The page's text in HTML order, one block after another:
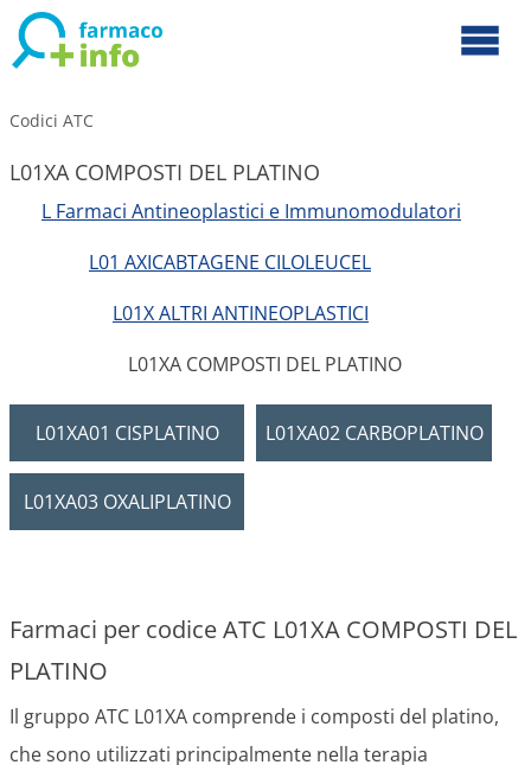
Codici ATC
L01XA COMPOSTI DEL PLATINO
L Farmaci Antineoplastici e Immunomodulatori
L01 AXICABTAGENE CILOLEUCEL
L01X ALTRI ANTINEOPLASTICI
L01XA COMPOSTI DEL PLATINO
L01XA01 CISPLATINO L01XA02 CARBOPLATINO
L01XA03 OXALIPLATINO
Farmaci per codice ATC L01XA COMPOSTI DEL
PLATINO
Il gruppo ATC L01XA comprende i composti del platino,
che sono utilizzati principalmente nella terapia